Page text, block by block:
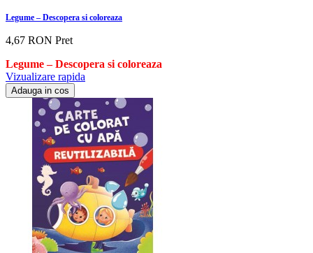
Legume – Descopera si coloreaza
4,67 RON Pret
Legume – Descopera si coloreaza
Vizualizare rapida
Adauga in cos